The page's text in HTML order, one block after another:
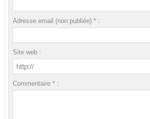
Adresse email (non publiée) * :
Site web :
Commentaire * :